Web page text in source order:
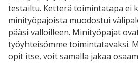
testailtu. Ketterä toimintatapa ei
minityöpajoista muodostui
pääsi valloilleen. Minityöpajat
työyhteisömme toimintatavaksi.
opit itse, voit samalla jakaa